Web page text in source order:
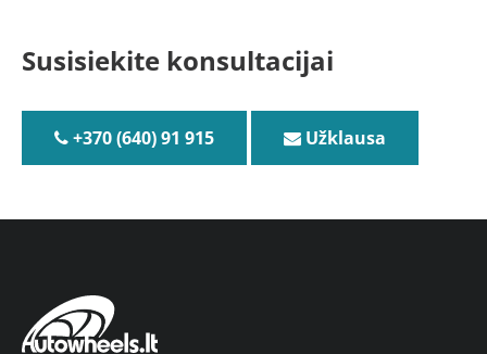
Susisiekite konsultacijai
+370 (640) 91 915 Užklausa